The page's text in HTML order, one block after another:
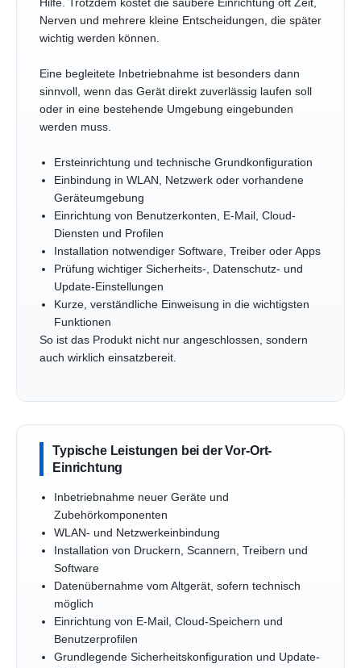
Hilfe. Trotzdem kostet die saubere Einrichtung oft Zeit,
Nerven und mehrere kleine Entscheidungen, die später
wichtig werden können.
Eine begleitete Inbetriebnahme ist besonders dann
sinnvoll, wenn das Gerät direkt zuverlässig laufen soll
oder in eine bestehende Umgebung eingebunden
werden muss.
Ersteinrichtung und technische Grundkonfiguration
Einbindung in WLAN, Netzwerk oder vorhandene
Geräteumgebung
Einrichtung von Benutzerkonten, E-Mail, Cloud-
Diensten und Profilen
Installation notwendiger Software, Treiber oder Apps
Prüfung wichtiger Sicherheits-, Datenschutz- und
Update-Einstellungen
Kurze, verständliche Einweisung in die wichtigsten
Funktionen
So ist das Produkt nicht nur angeschlossen, sondern
auch wirklich einsatzbereit.
Typische Leistungen bei der Vor-Ort-
Einrichtung
Inbetriebnahme neuer Geräte und
Zubehörkomponenten
WLAN- und Netzwerkeinbindung
Installation von Druckern, Scannern, Treibern und
Software
Datenübernahme vom Altgerät, sofern technisch
möglich
Einrichtung von E-Mail, Cloud-Speichern und
Benutzerprofilen
Grundlegende Sicherheitskonfiguration und Update-